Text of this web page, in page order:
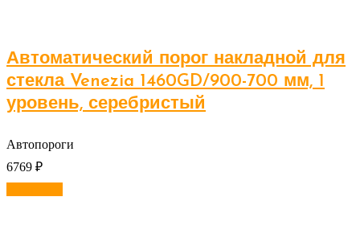
Автоматический порог накладной для
стекла Venezia 1460GD/900-700 мм, 1
уровень, серебристый
Автопороги
6769 ₽